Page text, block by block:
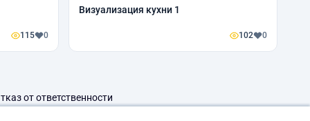
115 0
Визуализация кухни 1
102 0
от ответственности